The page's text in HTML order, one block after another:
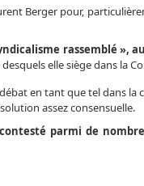
Berger pour,
rassemblé »,
elle siège dans la
en tant que tel dans
assez consensuelle.
parmi de